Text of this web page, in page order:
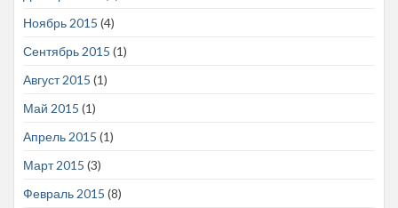
Ноябрь 2015 (4)
Сентябрь 2015 (1)
Август 2015 (1)
Май 2015 (1)
Апрель 2015 (1)
Март 2015 (3)
Февраль 2015 (8)